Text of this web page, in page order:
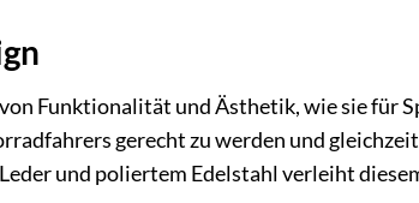
Funktionalität und Ästhetik, wie sie für
gerecht zu werden und
und poliertem Edelstahl verleiht